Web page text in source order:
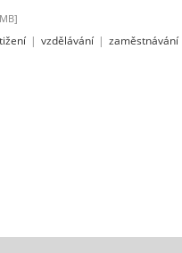
| vzdělávání | zaměstnávání